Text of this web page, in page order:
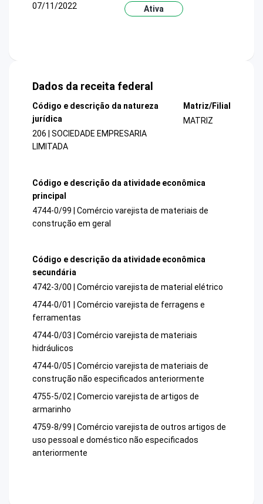
07/11/2022
Ativa
Dados da receita federal
Código e descrição da natureza
jurídica
206 | SOCIEDADE EMPRESARIA
LIMITADA
Matriz/Filial
MATRIZ
Código e descrição da atividade econômica
principal
4744-0/99 | Comércio varejista de materiais de
construção em geral
Código e descrição da atividade econômica
secundária
4742-3/00 | Comércio varejista de material elétrico
4744-0/01 | Comércio varejista de ferragens e
ferramentas
4744-0/03 | Comércio varejista de materiais
hidráulicos
4744-0/05 | Comércio varejista de materiais de
construção não especificados anteriormente
4755-5/02 | Comercio varejista de artigos de
armarinho
4759-8/99 | Comércio varejista de outros artigos de
uso pessoal e doméstico não especificados
anteriormente